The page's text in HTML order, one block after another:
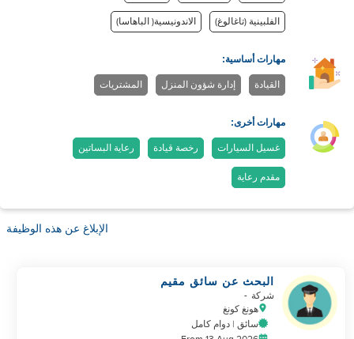
الفلبينية (تاغالوغ) الاندونيسية( الباهاسا)
مهارات أساسية:
القيادة إدارة شؤون المنزل المشتريات
مهارات أخرى:
غسيل السيارات رخصة قيادة رعاية البساتين
مقدم رعاية
الإبلاغ عن هذه الوظيفة
البحث عن سائق مقيم
شركة -
هونغ كونغ
سائق | دوام كامل